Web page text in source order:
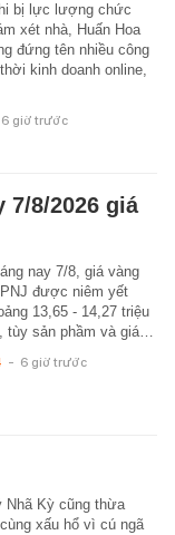
bị lực lượng chức
xét nhà, Huấn Hoa
đứng tên nhiều công
kinh doanh online,
6 giờ trước
7/8/2026 giá
nay 7/8, giá vàng
được niêm yết
13,65 - 14,27 triệu
tùy sản phầm và giá…
- 6 giờ trước
Nhã Kỳ cũng thừa
xấu hổ vì cú ngã